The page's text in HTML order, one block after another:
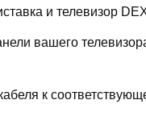
и телевизор
вашего
к